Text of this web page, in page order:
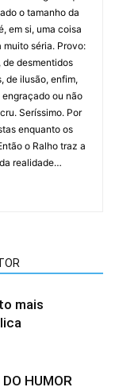
o tamanho da
em si, uma coisa
muito séria. Provo:
desmentidos
de ilusão, enfim,
ou não
Seríssimo. Por
enquanto os
o Ralho traz a
realidade…
mais
HUMOR